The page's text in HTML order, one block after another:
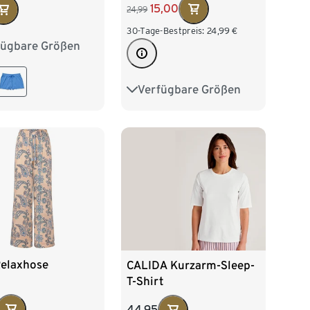
Größen
M 40/42
24,99 15,00
30-Tage-Bestpreis: 24,99 €
Verfügbare Größen
S 36/38 M 40/42
CALIDA Kurzarm-Sleep-
T-Shirt